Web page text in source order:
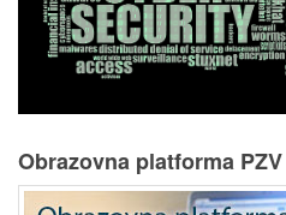
Obrazovna platforma PZV